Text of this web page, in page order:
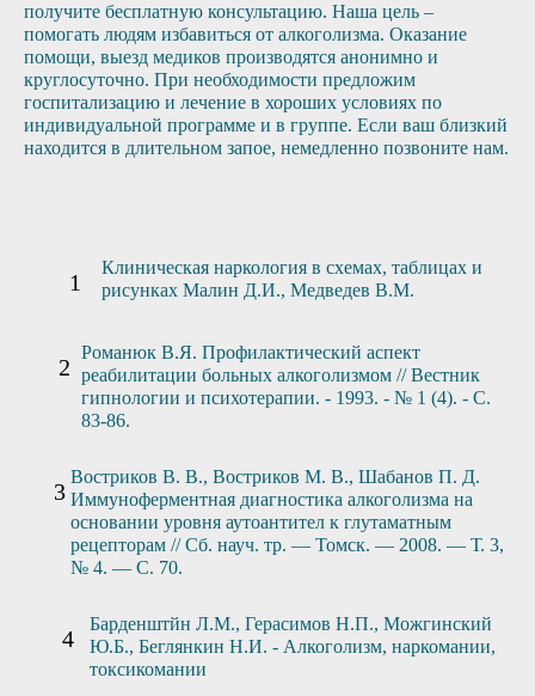
получите бесплатную консультацию. Наша цель –
помогать людям избавиться от алкоголизма. Оказание
помощи, выезд медиков производятся анонимно и
круглосуточно. При необходимости предложим
госпитализацию и лечение в хороших условиях по
индивидуальной программе и в группе. Если ваш близкий
находится в длительном запое, немедленно позвоните нам.
Клиническая наркология в схемах, таблицах и
рисунках Малин Д.И., Медведев В.М.
Романюк В.Я. Профилактический аспект
реабилитации больных алкоголизмом // Вестник
гипнологии и психотерапии. - 1993. - № 1 (4). - С.
83-86.
Востриков В. В., Востриков М. В., Шабанов П. Д.
Иммуноферментная диагностика алкоголизма на
основании уровня аутоантител к глутаматным
рецепторам // Сб. науч. тр. — Томск. — 2008. — Т. 3,
№ 4. — С. 70.
Барденштйн Л.М., Герасимов Н.П., Можгинский
Ю.Б., Беглянкин Н.И. - Алкоголизм, наркомании,
токсикомании